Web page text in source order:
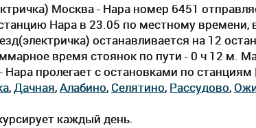
Москва - Нара номер 6451
Нара в 23.05 по местному времени,
останавливается на 12
время стоянок по пути - 0 ч 12 м.
пролегает c остановками по станциям
,Дачная,Алабино, Селятино, Рассудово,
каждый день.